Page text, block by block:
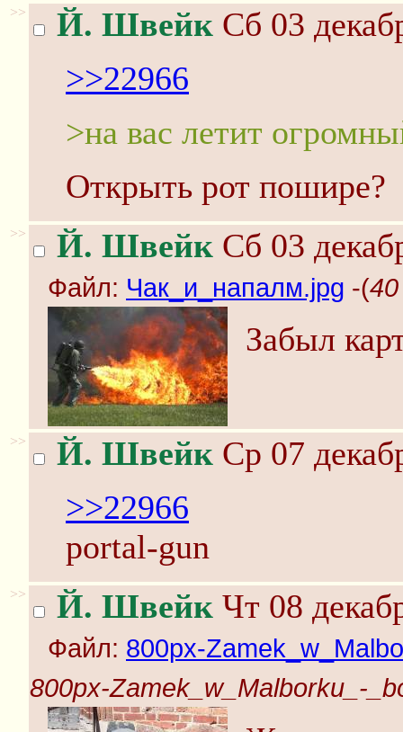
>> Й. Швейк Сб 03
>>22966
>на вас летит
Открыть рот пошире?
>> Й. Швейк Сб 03
Файл: Чак_и_напалм.jpg -(
Забыл
>> Й. Швейк Ср 07
>>22966
portal-gun
>> Й. Швейк Чт 08
Файл: 800px-
800px-Zamek_w_Malborku_-